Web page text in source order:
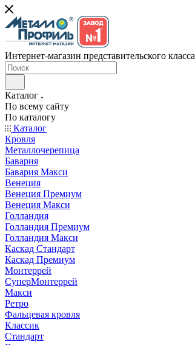
Интернет-магазин представительского класса
Каталог
По всему сайту
По каталогу
Каталог
Кровля
Металлочерепица
Бавария
Бавария Макси
Венеция
Венеция Премиум
Венеция Макси
Голландия
Голландия Премиум
Голландия Макси
Каскад Стандарт
Каскад Премиум
Монтеррей
СуперМонтеррей
Макси
Ретро
Фальцевая кровля
Классик
Стандарт